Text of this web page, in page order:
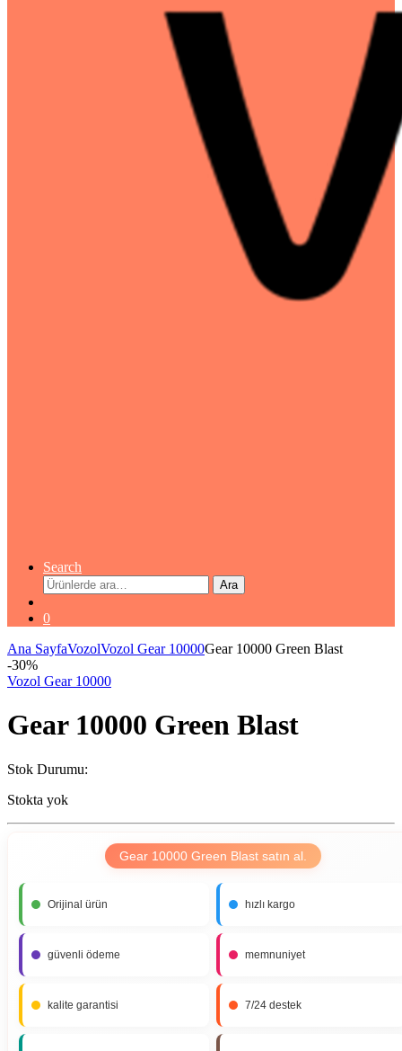
Search
Ara:
Ara
0
Ana SayfaVozolVozol Gear 10000Gear 10000 Green Blast
-30%
Vozol Gear 10000
Gear 10000 Green Blast
Stok Durumu:
Stokta yok
Gear 10000 Green Blast satın al.
Orijinal ürün hızlı kargo
güvenli ödeme memnuniyet
kalite garantisi 7/24 destek